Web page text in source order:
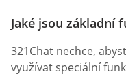
Jaké jsou základní
321Chat nechce,
využívat speciální